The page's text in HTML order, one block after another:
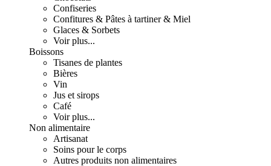
Confiseries
Confitures & Pâtes à tartiner & Miel
Glaces & Sorbets
Voir plus...
Boissons
Tisanes de plantes
Bières
Vin
Jus et sirops
Café
Voir plus...
Non alimentaire
Artisanat
Soins pour le corps
Autres produits non alimentaires